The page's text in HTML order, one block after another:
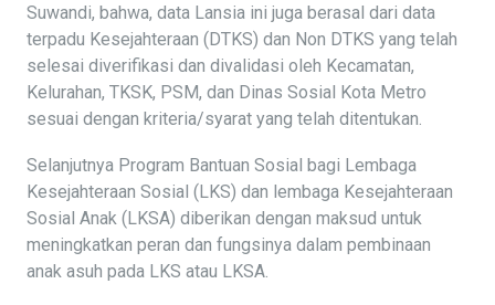
Suwandi, bahwa, data Lansia ini juga berasal dari data
terpadu Kesejahteraan (DTKS) dan Non DTKS yang telah
selesai diverifikasi dan divalidasi oleh Kecamatan,
Kelurahan, TKSK, PSM, dan Dinas Sosial Kota Metro
sesuai dengan kriteria/syarat yang telah ditentukan.
Selanjutnya Program Bantuan Sosial bagi Lembaga
Kesejahteraan Sosial (LKS) dan lembaga Kesejahteraan
Sosial Anak (LKSA) diberikan dengan maksud untuk
meningkatkan peran dan fungsinya dalam pembinaan
anak asuh pada LKS atau LKSA.